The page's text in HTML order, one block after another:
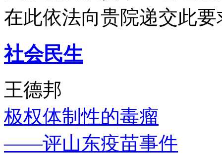
在此依法向贵院递交此要
社会民生
王德邦
极权体制性的毒瘤
——评山东疫苗事件